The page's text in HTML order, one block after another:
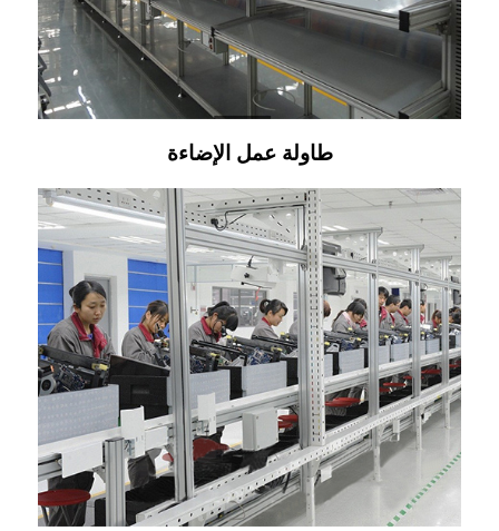
طاولة عمل الإضاءة